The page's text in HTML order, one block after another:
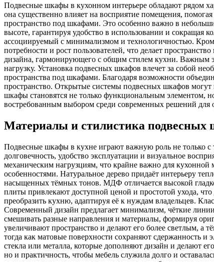
Подвесные шкафы в кухонном интерьере обладают рядом
она существенно влияет на восприятие помещения,
пространство под шкафами. Это особенно важно в
высоте, гарантируя удобство в использовании и сокращая
ассоциируемый с минимализмом и технологичностью.
потребности и рост пользователей, что делает
дизайна, гармонирующего с общим стилем кухни. Важным
нагрузку. Установка подвесных шкафов влечет за собой
пространства под шкафами. Благодаря возможности
пространство. Открытые системы подвесных шкафов могут
шкафы становятся не только функциональным элементом,
востребованным выбором среди современных решений для
Материалы и стилистика подвесных
Подвесные шкафы в кухне играют важную роль не только с
долговечность, удобство эксплуатации и визуальное
механическим нагрузциям, что крайне важно для
особенностями. Натуральное дерево придаёт интерьеру
насыщенных тёмных тонов. МДФ отличается высокой
плиты привлекают доступной ценой и простотой ухода,
преобразить кухню, адаптируя её к нуждам владельцев.
Современный дизайн предлагает минимализм, чёткие
смешивать разные направления и материалы, формируя
увеличивают пространство и делают его более светлым, а
тогда как матовые поверхности сохраняют сдержанность
стекла или металла, которые дополняют дизайн и делают
но и практичность, чтобы мебель служила долго и